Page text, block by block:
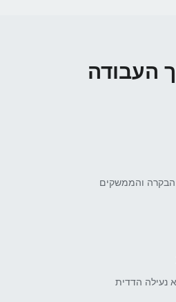
העבודה
הבקרה והממשקים
נעילה הדדית